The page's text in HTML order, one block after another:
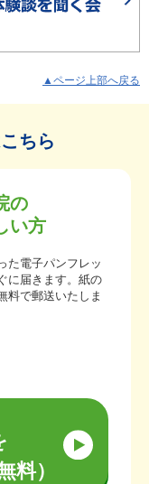
▲ページ上部へ戻る
ちら
の
い方
た電子パンフレッ
に届きます。紙の
料で郵送いたしま
料）